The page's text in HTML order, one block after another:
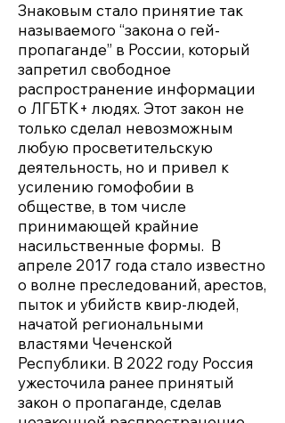
Знаковым стало принятие так
называемого “закона о гей-
пропаганде” в России, который
запретил свободное
распространение информации
о ЛГБТК+ людях. Этот закон не
только сделал невозможным
любую просветительскую
деятельность, но и привел к
усилению гомофобии в
обществе, в том числе
принимающей крайние
насильственные формы. В
апреле 2017 года стало известно
о волне преследований, арестов,
пыток и убийств квир-людей,
начатой региональными
властями Чеченской
Республики. В 2022 году Россия
ужесточила ранее принятый
закон о пропаганде, сделав